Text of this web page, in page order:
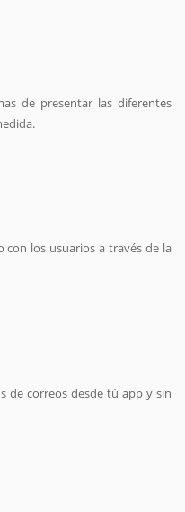
de presentar las diferentes
con los usuarios a través de la
de correos desde tú app y sin